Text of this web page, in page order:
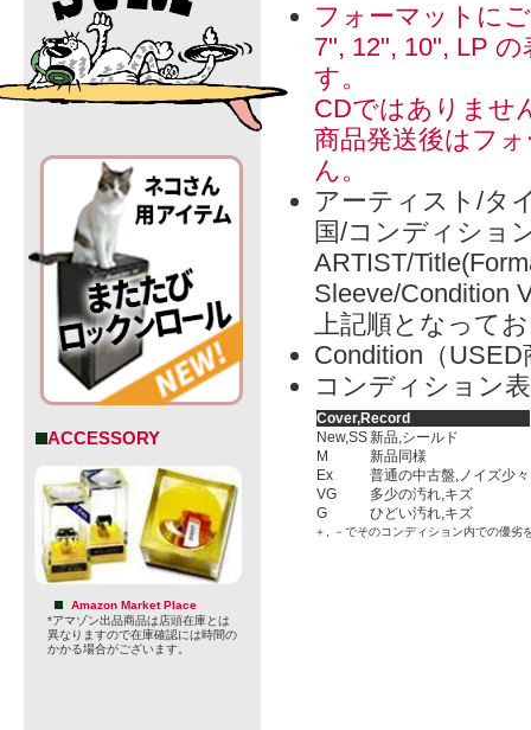
ACCESSORY
Amazon Market Place
*アマゾン出品商品は店頭在庫とは
異なりますので在庫確認には時間の
かかる場合がございます。
フォーマットに
7", 12", 10", LP
す。
CDではありませ
商品発送後はフ
ん。
アーティスト/タ
国/コンディショ
ARTIST/
Sleeve/Condition
上記順となって
Condition（
コンディション
Cover,Record
New,SS新品,シールド
M
新品同様
Ex
普通の中古盤,ノイズ少々
VG
多少の汚れ,キズ
G
ひどい汚れ,キズ
＋, －でそのコンディション内での優劣